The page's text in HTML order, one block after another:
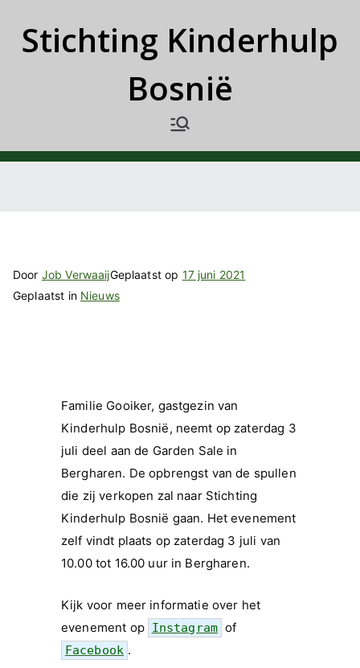
naarStichting Kinderhulp
Bosnië
Door Job VerwaaijGeplaatst op 17 juni 2021
Geplaatst in Nieuws
Familie Gooiker, gastgezin van
Kinderhulp Bosnië, neemt op zaterdag 3
juli deel aan de Garden Sale in
Bergharen. De opbrengst van de spullen
die zij verkopen zal naar Stichting
Kinderhulp Bosnië gaan. Het evenement
zelf vindt plaats op zaterdag 3 juli van
10.00 tot 16.00 uur in Bergharen.
Kijk voor meer informatie over het
evenement op Instagram of
Facebook .